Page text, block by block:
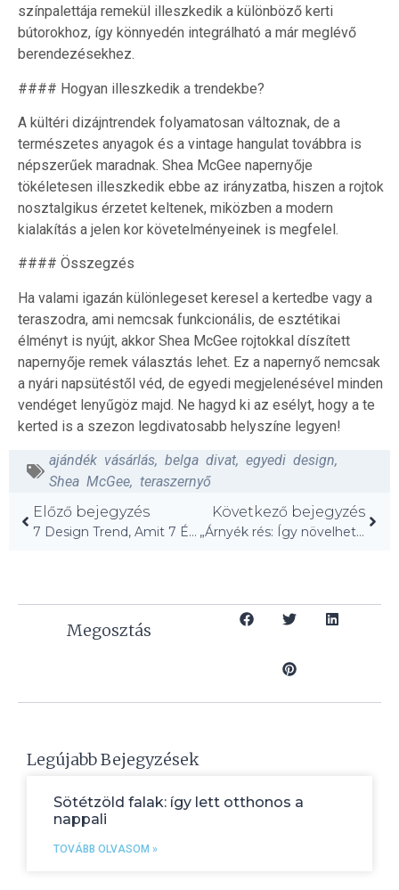
színpalettája remekül illeszkedik a különböző kerti
bútorokhoz, így könnyedén integrálható a már meglévő
berendezésekhez.
#### Hogyan illeszkedik a trendekbe?
A kültéri dizájntrendek folyamatosan változnak, de a
természetes anyagok és a vintage hangulat továbbra is
népszerűek maradnak. Shea McGee napernyője
tökéletesen illeszkedik ebbe az irányzatba, hiszen a rojtok
nosztalgikus érzetet keltenek, miközben a modern
kialakítás a jelen kor követelményeinek is megfelel.
#### Összegzés
Ha valami igazán különlegeset keresel a kertedbe vagy a
teraszodra, ami nemcsak funkcionális, de esztétikai
élményt is nyújt, akkor Shea McGee rojtokkal díszített
napernyője remek választás lehet. Ez a napernyő nemcsak
a nyári napsütéstől véd, de egyedi megjelenésével minden
vendéget lenyűgöz majd. Ne hagyd ki az esélyt, hogy a te
kerted is a szezon legdivatosabb helyszíne legyen!
ajándék vásárlás, belga divat, egyedi design,
Shea McGee, teraszernyő
Előző bejegyzés
7 Design Trend, Amit 7 Év Múlva Is Imádni Fogsz!
Következő bejegyzés
„Árnyék rés: Így növelheted a szobád terét könnyedén!”
Megosztás
Legújabb Bejegyzések
Sötétzöld falak: így lett otthonos a
nappali
TOVÁBB OLVASOM »